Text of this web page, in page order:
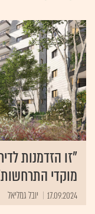
"זו הזדמנות
מוקדי
17.09.2024 יובל גמליאל